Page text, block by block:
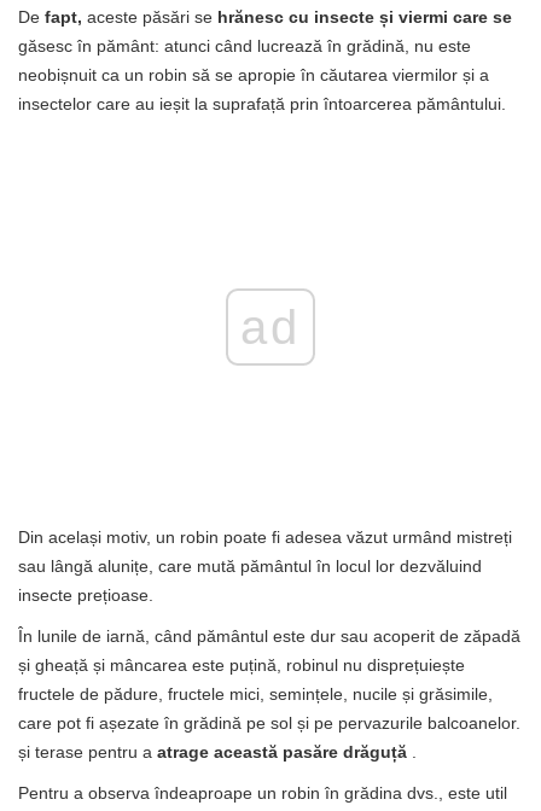
De fapt, aceste păsări se hrănesc cu insecte și viermi care se
găsesc în pământ: atunci când lucrează în grădină, nu este
neobișnuit ca un robin să se apropie în căutarea viermilor și a
insectelor care au ieșit la suprafață prin întoarcerea pământului.
ad
Din același motiv, un robin poate fi adesea văzut urmând mistreți
sau lângă alunițe, care mută pământul în locul lor dezvăluind
insecte prețioase.
În lunile de iarnă, când pământul este dur sau acoperit de zăpadă
și gheață și mâncarea este puțină, robinul nu disprețuiește
fructele de pădure, fructele mici, semințele, nucile și grăsimile,
care pot fi așezate în grădină pe sol și pe pervazurile balcoanelor.
și terase pentru a atrage această pasăre drăguță
Pentru a observa îndeaproape un robin în grădina dvs., este util